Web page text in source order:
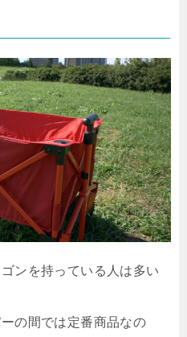
ンを持っている人は多い
の間では定番商品なの